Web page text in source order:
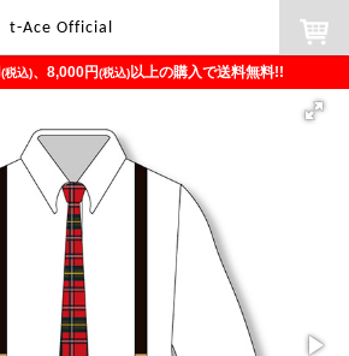
t-Ace Official
(税込)、8,000円(税込)以上の購入で送料無料!!